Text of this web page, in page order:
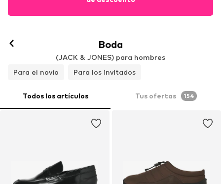
Boda
(JACK & JONES) para hombres
Para el novio
Para los invitados
Todos los artículos Tus ofertas 154